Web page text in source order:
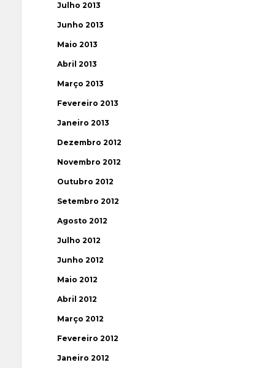
Julho 2013
Junho 2013
Maio 2013
Abril 2013
Março 2013
Fevereiro 2013
Janeiro 2013
Dezembro 2012
Novembro 2012
Outubro 2012
Setembro 2012
Agosto 2012
Julho 2012
Junho 2012
Maio 2012
Abril 2012
Março 2012
Fevereiro 2012
Janeiro 2012